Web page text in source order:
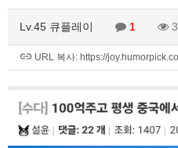
Lv.45 큐플레이 1
URL 복사: https://